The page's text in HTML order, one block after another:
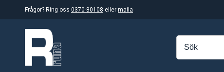
Frågor? Ring oss 0370-80108 eller maila